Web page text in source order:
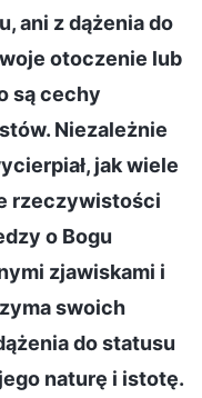
ani z dążenia do
otoczenie lub
są cechy
Niezależnie
jak wiele
rzeczywistości
o Bogu
zjawiskami i
swoich
do statusu
naturę i istotę.